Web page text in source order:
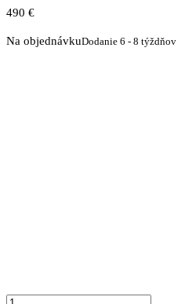
490 €
Na objednávkuDodanie 6 - 8 týždňov